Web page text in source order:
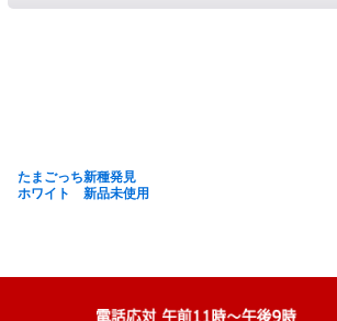
たまごっち新種発見
ホワイト 新品未使用